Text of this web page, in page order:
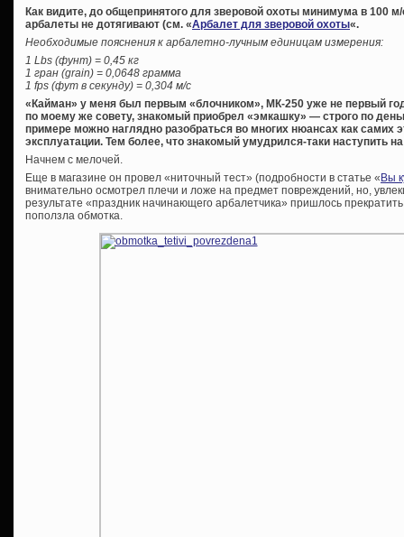
Как видите, до общепринятого для зверовой охоты минимума в 100
арбалеты не дотягивают (см. «Арбалет для зверовой охоты«.
Необходимые пояснения к арбалетно-лучным единицам измерения:
1 Lbs (фунт) = 0,45 кг
1 гран (grain) = 0,0648 грамма
1 fps (фут в секунду) = 0,304 м/с
«Кайман» у меня был первым «блочником», МК-250 уже не первый
по моему же совету, знакомый приобрел «эмкашку» — строго по
примере можно наглядно разобраться во многих нюансах как самих
эксплуатации. Тем более, что знакомый умудрился-таки наступить
Начнем с мелочей.
Еще в магазине он провел «ниточный тест» (подробности в статье «Вы
внимательно осмотрел плечи и ложе на предмет повреждений, но,
результате «праздник начинающего арбалетчика» пришлось
поползла обмотка.